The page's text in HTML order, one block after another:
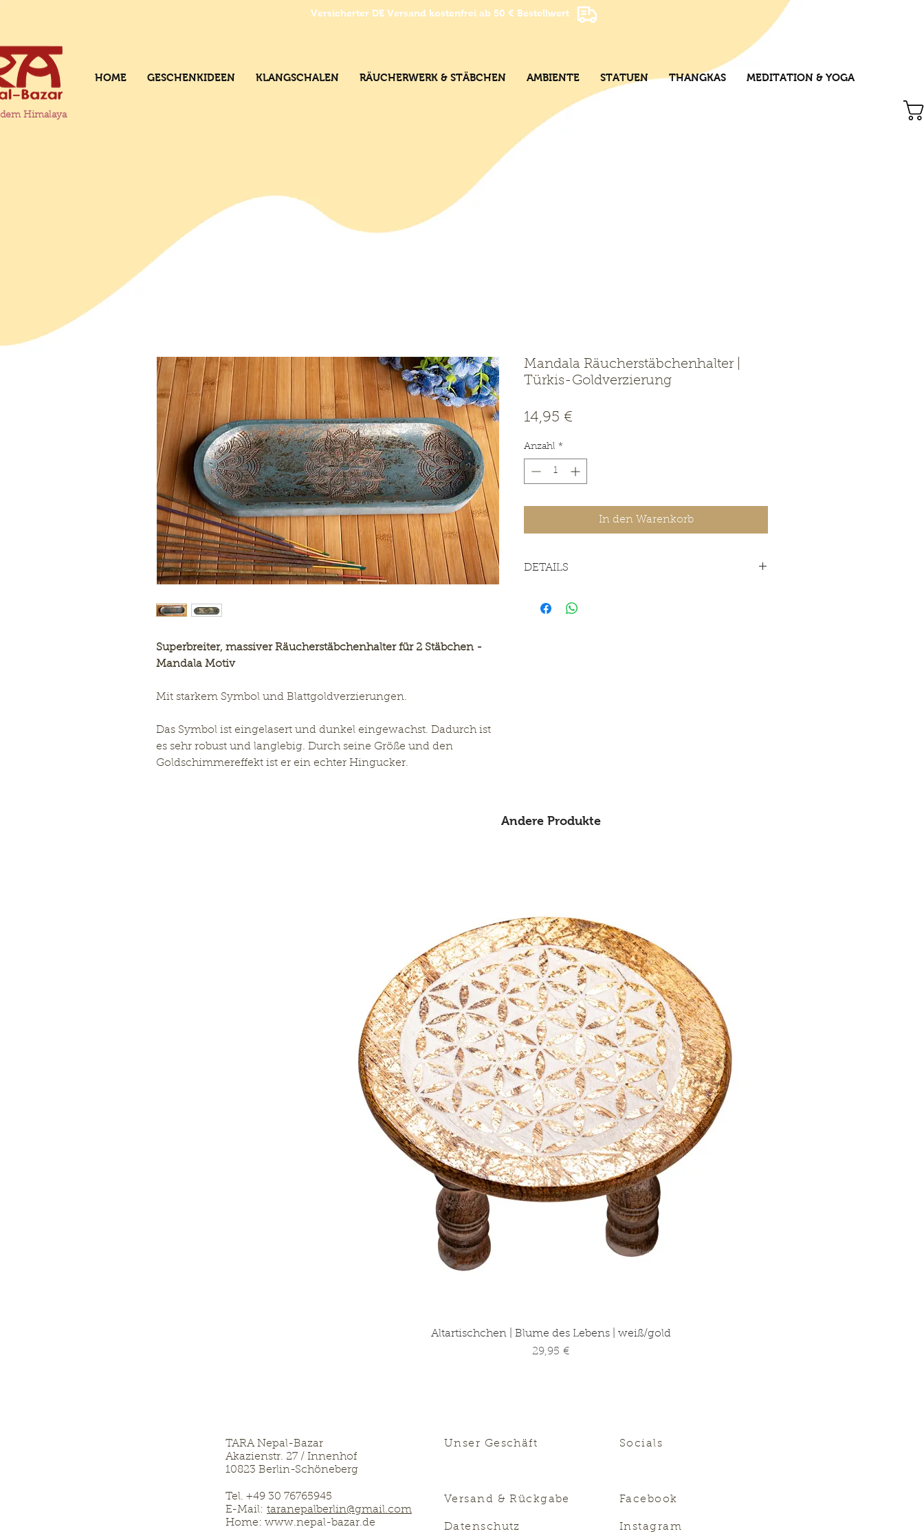
Versicherter DE Versand kostenfrei ab 50 € Bestellwert
Himalaya
HOME GESCHENKIDEEN KLANGSCHALEN RÄUCHERWERK & STÄBCHEN AMBIENTE STATUEN THANGKAS MEDITATION & YOGA
Superbreiter, massiver Räucherstäbchenhalter für 2 Stäbchen -
Mandala Motiv
Mit starkem Symbol und Blattgoldverzierungen.
Das Symbol ist eingelasert und dunkel eingewachst. Dadurch ist
es sehr robust und langlebig. Durch seine Größe und den
Goldschimmereffekt ist er ein echter Hingucker.
Mandala Räucherstäbchenhalter |
Türkis-Goldverzierung
14,95 €
Anzahl *
In den Warenkorb
DETAILS
Andere Produkte
Altartischchen | Blume des Lebens | weiß/gold
Preis
29,95 €
TARA Nepal-Bazar
Akazienstr. 27 / Innenhof
10823 Berlin-Schöneberg
Tel. +49 30 76765945
E-Mail: taranepalberlin@gmail.com
Home: www.nepal-bazar.de
Unser Geschäft Socials
Versand & Rückgabe
Datenschutz
Facebook
Instagram